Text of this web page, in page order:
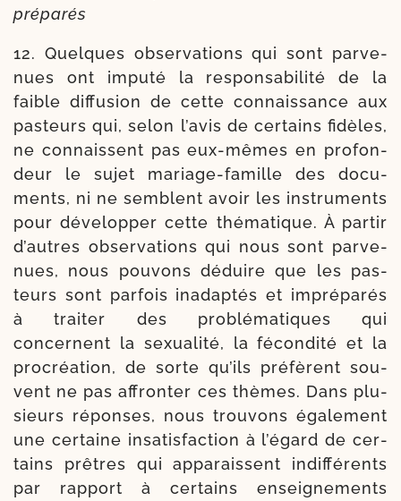
préparés
12. Quelques obser­va­tions qui sont par­ve­
nues ont impu­té la res­pon­sa­bi­li­té de la
faible dif­fu­sion de cette connais­sance aux
pas­teurs qui, selon l’avis de cer­tains fidèles,
ne connaissent pas eux-​mêmes en pro­fon­
deur le sujet mariage-​famille des docu­
ments, ni ne semblent avoir les ins­tru­ments
pour déve­lop­per cette thé­ma­tique. À par­tir
d’autres obser­va­tions qui nous sont par­ve­
nues, nous pou­vons déduire que les pas­
teurs sont par­fois inadap­tés et impré­pa­rés
à trai­ter des pro­blé­ma­tiques qui
concernent la sexua­li­té, la fécon­di­té et la
pro­créa­tion, de sorte qu’ils pré­fèrent sou­
vent ne pas affron­ter ces thèmes. Dans plu­
sieurs réponses, nous trou­vons éga­le­ment
une cer­taine insa­tis­fac­tion à l’égard de cer­
tains prêtres qui appa­raissent indif­fé­rents
par rap­port à cer­tains ensei­gne­ments